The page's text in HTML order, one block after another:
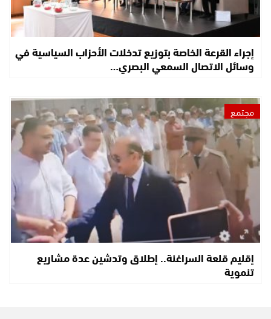
إجراء القرعة الخاصة بتوزيع تدخلات الأحزاب السياسية في
وسائل الاتصال السمعي البصري…
مجتمع
إقليم قلعة السراغنة.. إطلاق وتدشين عدة مشاريع
تنموية